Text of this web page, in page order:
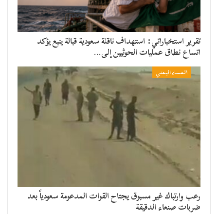
تقرير استخباراتي: استهداف ناقلة سعودية قبالة ينبع يؤكد
اتساع نطاق عمليات الحوثيين إلى…
المساء اليمني
رعب وارتباك غير مسبوق يجتاح القوات المدعومة سعودياً بعد
ضربات صنعاء الدقيقة